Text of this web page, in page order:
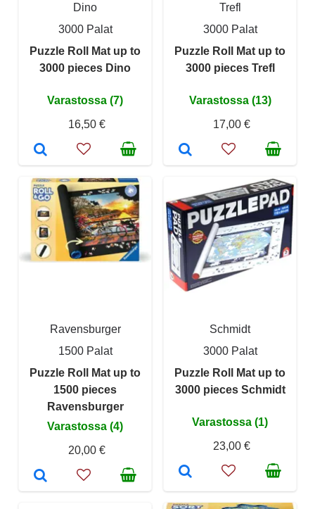
Dino
3000 Palat
Puzzle Roll Mat up to
3000 pieces Dino
Varastossa (7)
16,50 €
Trefl
3000 Palat
Puzzle Roll Mat up to
3000 pieces Trefl
Varastossa (13)
17,00 €
Ravensburger
1500 Palat
Puzzle Roll Mat up to
1500 pieces
Ravensburger
Varastossa (4)
20,00 €
Schmidt
3000 Palat
Puzzle Roll Mat up to
3000 pieces Schmidt
Varastossa (1)
23,00 €